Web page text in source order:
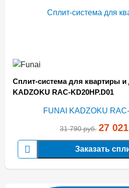
Сплит-система для квартиры и
KADZOKU RAC-KD20HP.D01
31 790руб. 27
Заказать